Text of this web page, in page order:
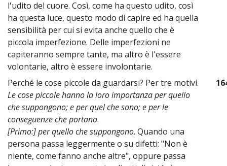
l'udito del cuore. Così, come ha questo udito, così
ha questa luce, questo modo di capire ed ha quella
sensibilità per cui si evita anche quello che è
piccola imperfezione. Delle imperfezioni ne
capiteranno sempre tante, ma altro è l'essere
volontarie, altro è essere involontarie.
Perché le cose piccole da guardarsi? Per tre motivi.
Le cose piccole hanno la loro importanza per quello
che suppongono; e per quel che sono; e per le
conseguenze che portano.
[Primo:] per quello che suppongono. Quando una
persona passa leggermente o su difetti: "Non è
niente, come fanno anche altre", oppure passa